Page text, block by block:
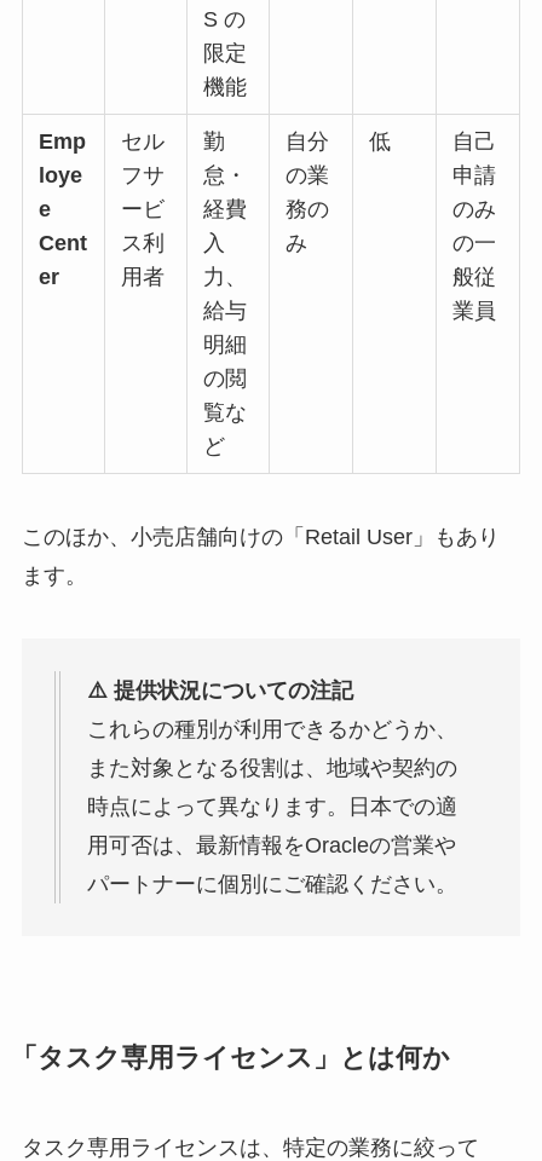
S の
限定
機能
Emp
loye
e
Cent
er
セル
フサ
ービ
ス利
用者
勤
怠・
経費
入
力、
給与
明細
の閲
覧な
ど
自分
の業
務の
み
低
自己
申請
のみ
の一
般従
業員
このほか、小売店舗向けの「Retail User」もあり
ます。
⚠️ 提供状況についての注記
これらの種別が利用できるかどうか、
また対象となる役割は、地域や契約の
時点によって異なります。日本での適
用可否は、最新情報をOracleの営業や
パートナーに個別にご確認ください。
「タスク専用ライセンス」とは何か
タスク専用ライセンスは、特定の業務に絞って